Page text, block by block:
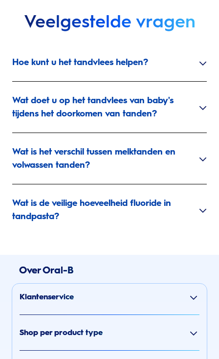
Veelgestelde vragen
Hoe kunt u het tandvlees helpen?
Wat doet u op het tandvlees van baby's
tijdens het doorkomen van tanden?
Wat is het verschil tussen melktanden en
volwassen tanden?
Wat is de veilige hoeveelheid fluoride in
tandpasta?
Over Oral-B
Klantenservice
Shop per product type